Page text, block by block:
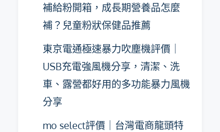
補給粉開箱，成長期營養品怎麼
補？兒童粉狀保健品推薦
東京電通極速暴力吹塵機評價｜
USB充電強風機分享，清潔、洗
車、露營都好用的多功能暴力風機
分享
mo select評價｜台灣電商龍頭特